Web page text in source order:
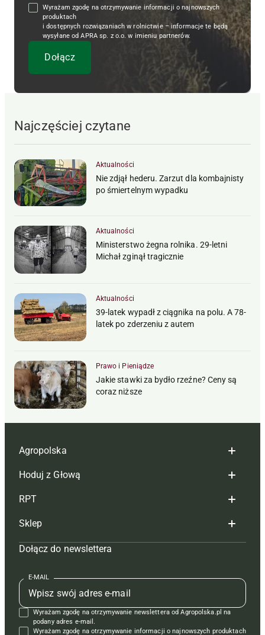
Wyrażam zgodę na otrzymywanie informacji o najnowszych
produktach
i dostępnych rozwiązaniach w rolnictwie – informacje te będą
wysyłane od APRA sp. z o.o. w imieniu partnerów.
Najczęściej czytane
Aktualności
Nie zdjął hederu. Zarzut dla kombajnisty
po śmiertelnym wypadku
Aktualności
Ministerstwo żegna rolnika. 29-letni
Michał zginął tragicznie
Aktualności
39-latek wypadł z ciągnika na polu. A 78-
latek po zderzeniu z autem
Prawo i Pieniądze
Jakie stawki za bydło rzeźne? Ceny są
coraz niższe
Agropolska
Redakcja
Reklama
Tagi
Mapa serwisu
Kontakt
Regulamin
Polityka prywatności
Hoduj z Głową
Hoduj z głową bydło
Hoduj z głową świnie
Prenumerata
Redakcja
Kontakt
Reklama
RPT
Redakcja
Prenumerata
Reklama
Kontakt
Krzyżówki
Sklep
Czasopisma i prenumerata
Książki
Regulamin
Dołącz do newslettera
E-MAIL
Wyrażam zgodę na otrzymywanie newslettera od Agropolska.pl na
podany adres e-mail.
Wyrażam zgodę na otrzymywanie informacji o najnowszych produktach